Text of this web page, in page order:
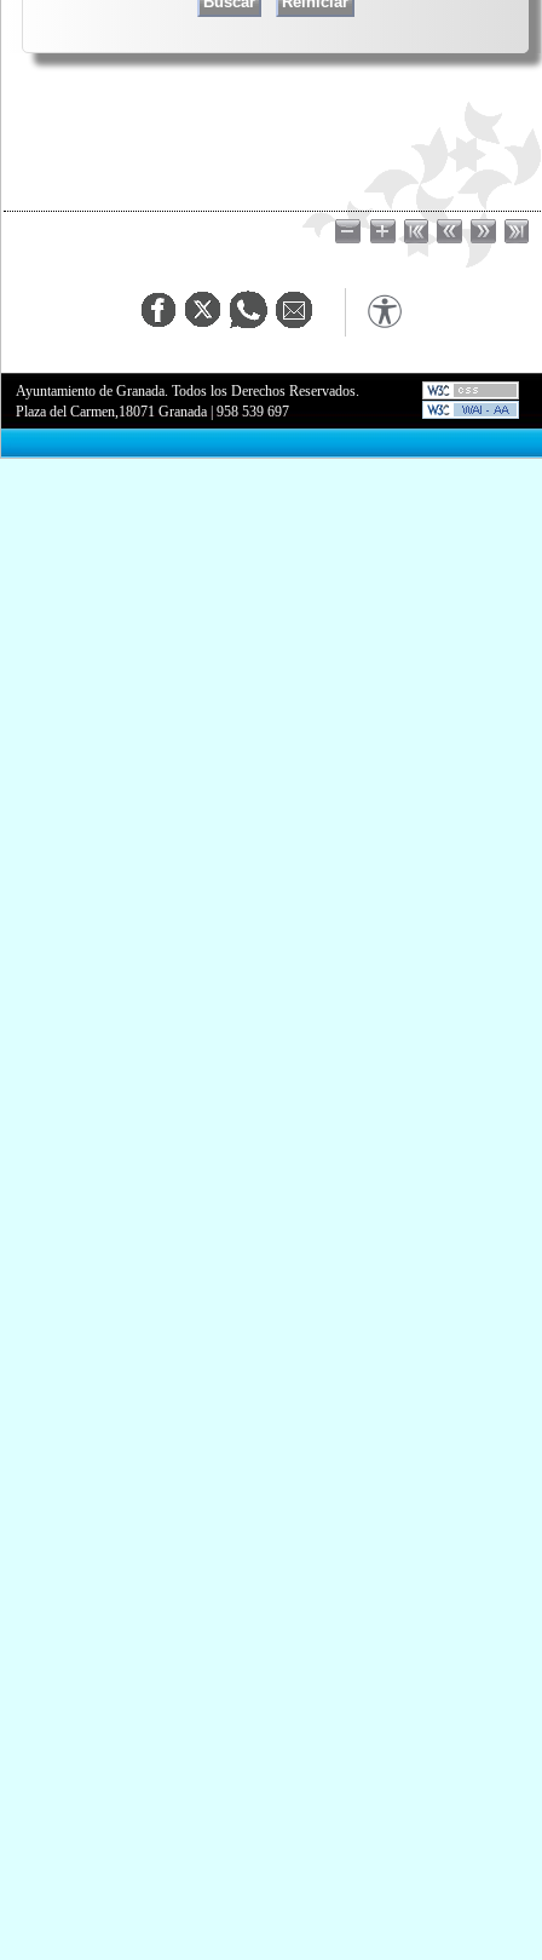
Ayuntamiento de Granada. Todos los Derechos Reservados.
Plaza del Carmen,18071 Granada |958 539 697